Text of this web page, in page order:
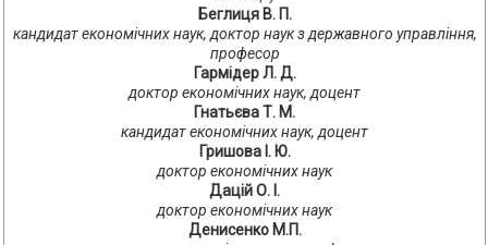
Беглиця В. П.
кандидат економічних наук, доктор наук з державного управління,
професор
Гармідер Л. Д.
доктор економічних наук, доцент
Гнатьєва Т. М.
кандидат економічних наук, доцент
Гришова І. Ю.
доктор економічних наук
Дацій О. І.
доктор економічних наук
Денисенко М.П.